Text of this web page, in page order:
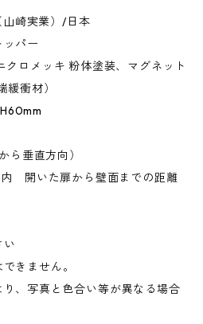
山崎実業）/日本
ッパー
クロメッキ 粉体塗装、マグネット
緩衝材）
ら垂直方向）
内 開いた扉から壁面までの距離
きません。
り、写真と色合い等が異なる場合